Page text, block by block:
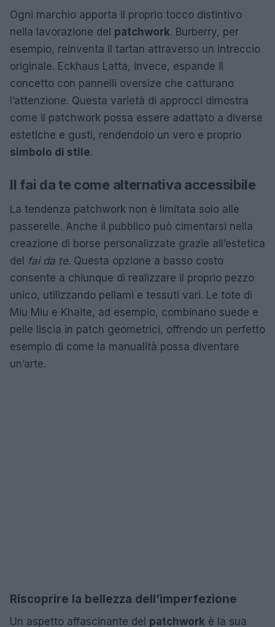
Ogni marchio apporta il proprio tocco distintivo
nella lavorazione del patchwork. Burberry, per
esempio, reinventa il tartan attraverso un intreccio
originale. Eckhaus Latta, invece, espande il
concetto con pannelli oversize che catturano
l’attenzione. Questa varietà di approcci dimostra
come il patchwork possa essere adattato a diverse
estetiche e gusti, rendendolo un vero e proprio
simbolo di stile.
Il fai da te come alternativa accessibile
La tendenza patchwork non è limitata solo alle
passerelle. Anche il pubblico può cimentarsi nella
creazione di borse personalizzate grazie all’estetica
del fai da te. Questa opzione a basso costo
consente a chiunque di realizzare il proprio pezzo
unico, utilizzando pellami e tessuti vari. Le tote di
Miu Miu e Khaite, ad esempio, combinano suede e
pelle liscia in patch geometrici, offrendo un perfetto
esempio di come la manualità possa diventare
un’arte.
Riscoprire la bellezza dell’imperfezione
Un aspetto affascinante del patchwork è la sua